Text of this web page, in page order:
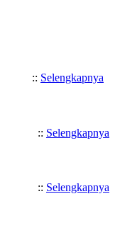
:: Selengkapnya
:: Selengkapnya
:: Selengkapnya